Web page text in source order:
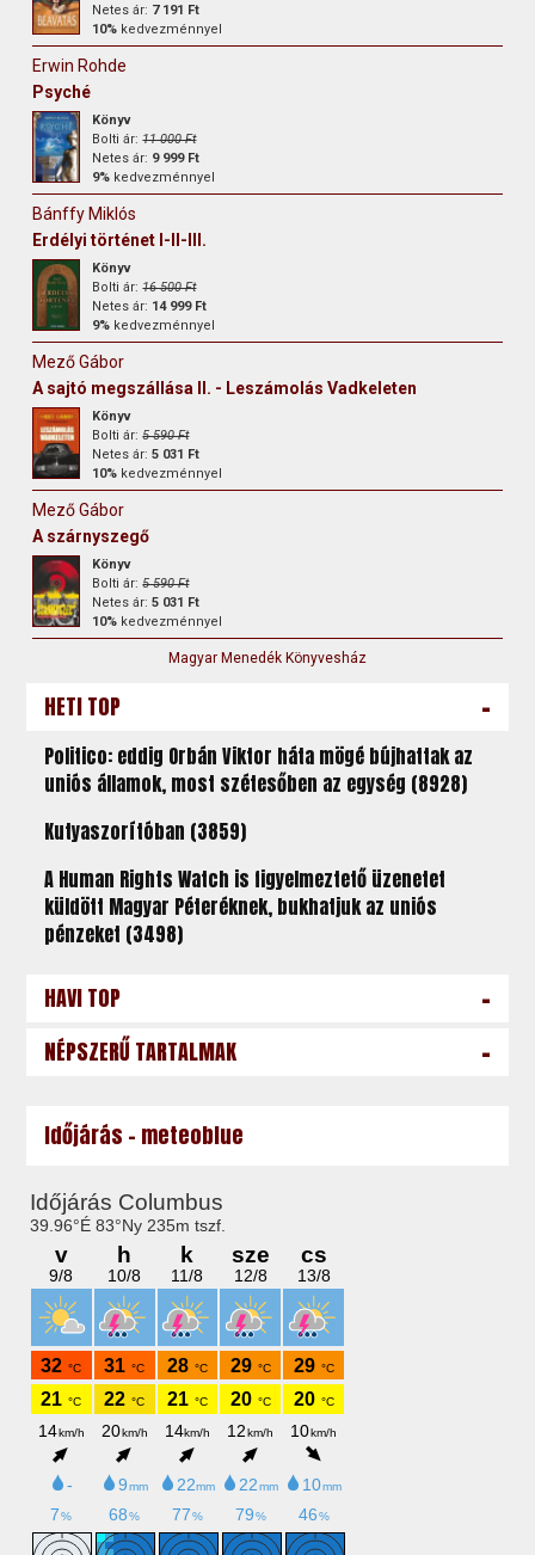
Netes ár: 7 191 Ft
10% kedvezménnyel
Erwin Rohde
Psyché
Könyv
Bolti ár:11 000 Ft
Netes ár: 9 999 Ft
9% kedvezménnyel
Bánffy Miklós
Erdélyi történet I-II-III.
Könyv
Bolti ár:16 500 Ft
Netes ár: 14 999 Ft
9% kedvezménnyel
Mező Gábor
A sajtó megszállása II. - Leszámolás Vadkeleten
Könyv
Bolti ár:5 590 Ft
Netes ár:5 031 Ft
10% kedvezménnyel
Mező Gábor
A szárnyszegő
Könyv
Bolti ár:5 590 Ft
Netes ár:5 031 Ft
10% kedvezménnyel
Magyar Menedék Könyvesház
HETI TOP -
Politico: eddig Orbán Viktor háta mögé bújhattak az
uniós államok, most szétesőben az egység (8928)
Kutyaszorítóban (3859)
A Human Rights Watch is figyelmeztető üzenetet
küldött Magyar Péteréknek, bukhatjuk az uniós
pénzeket (3498)
HAVI TOP -
NÉPSZERŰ TARTALMAK -
Időjárás - meteoblue